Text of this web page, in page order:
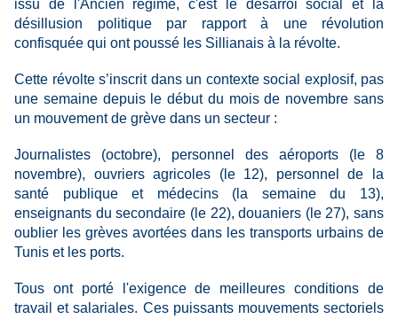
issu de l'Ancien régime, c'est le désarroi social et la
désillusion politique par rapport à une révolution
confisquée qui ont poussé les Sillianais à la révolte.
Cette révolte s’inscrit dans un contexte social explosif, pas
une semaine depuis le début du mois de novembre sans
un mouvement de grève dans un secteur :
Journalistes (octobre), personnel des aéroports (le 8
novembre), ouvriers agricoles (le 12), personnel de la
santé publique et médecins (la semaine du 13),
enseignants du secondaire (le 22), douaniers (le 27), sans
oublier les grèves avortées dans les transports urbains de
Tunis et les ports.
Tous ont porté l'exigence de meilleures conditions de
travail et salariales. Ces puissants mouvements sectoriels